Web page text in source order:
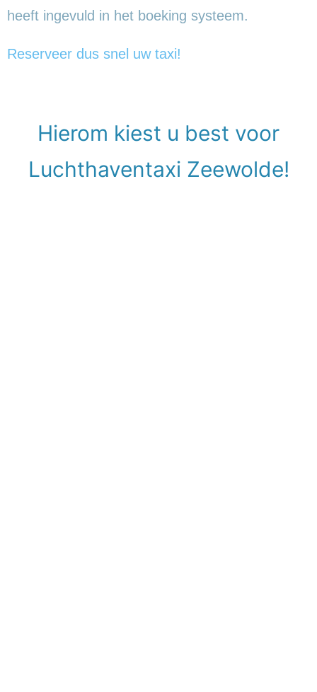
heeft ingevuld in het boeking systeem.
Reserveer dus snel uw taxi!
Hierom kiest u best voor
Luchthaventaxi Zeewolde!